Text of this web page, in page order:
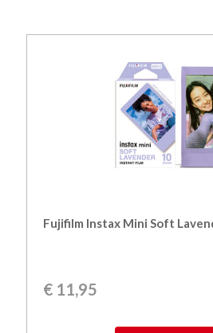
Fujifilm Instax Mini Soft
€11,95